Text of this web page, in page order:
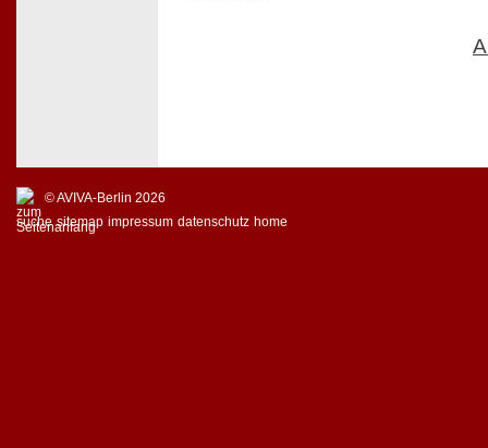
© AVIVA-Berlin 2026
suche sitemap impressum datenschutz home